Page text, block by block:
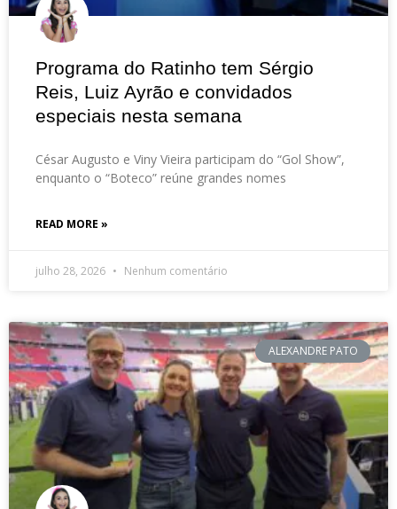
Programa do Ratinho tem Sérgio
Reis, Luiz Ayrão e convidados
especiais nesta semana
César Augusto e Viny Vieira participam do “Gol Show”,
enquanto o “Boteco” reúne grandes nomes
READ MORE »
julho 28, 2026 Nenhum comentário
ALEXANDRE PATO